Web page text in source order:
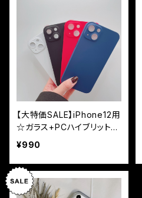
【大特価SALE】iPhone12用
☆ガラス+PCハイブリット3
60度全面ケース
¥990